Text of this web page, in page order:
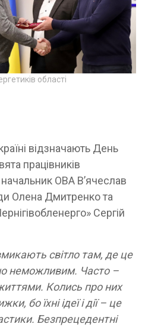
області
відзначають День
працівників
ОВА В’ячеслав
Олена Дмитренко та
Сергій
світло там, де це
неможливим. Часто –
Колись про них
бо їхні ідеї і дії – це
Безпрецедентні